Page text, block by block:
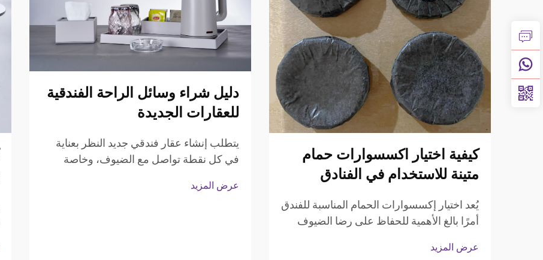
كيفية اختيار اكسسوارات حمام
متينة للاستخدام في الفنادق
يُعد اختيار إكسسوارات الحمام المناسبة للفندق
أمرًا بالغ الأهمية للحفاظ على رضا الضيوف
مديرو الفنادق والمهنيون المسؤولون عن
عرض المزيد
دليل شراء وسائل الراحة الفندقية
للعقارات الجديدة
يتطلب إنشاء عقار فندقي جديد النظر بعناية
في كل نقطة تواصل مع الضيوف، وخاصة
الضيوف ونتائج التقييمات. يشكل اختيار
عرض المزيد